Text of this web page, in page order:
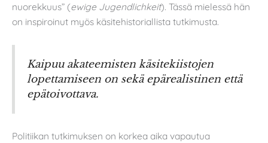
nuorekkuus” (ewige Jugendlichkeit). Tässä mielessä hän
on inspiroinut myös käsitehistoriallista tutkimusta.
Kaipuu akateemisten käsitekiistojen
lopettamiseen on sekä epärealistinen että
epätoivottava.
Politiikan tutkimuksen on korkea aika vapautua